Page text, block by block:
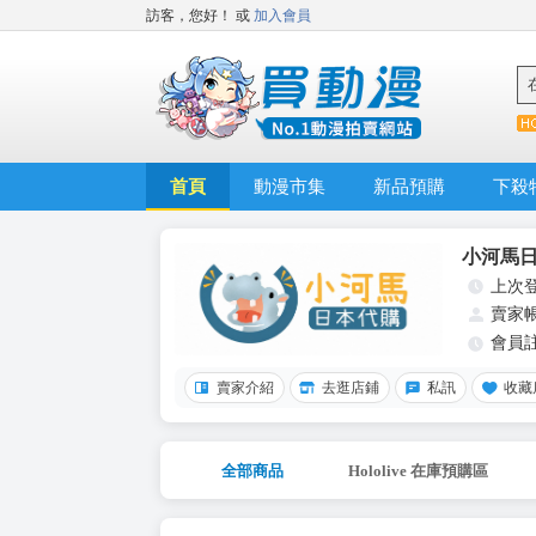
訪客，您好！ 或 加入會員
首頁 動漫市集 新品預購 下殺
小河馬
上次
賣家
會員
賣家介紹 去逛店鋪 私訊 收藏
全部商品 Hololive 在庫預購區